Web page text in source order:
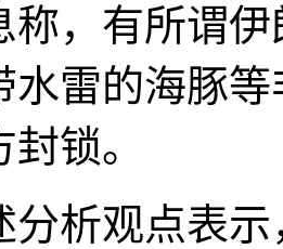
称，有所谓
水雷的海豚
锁。
分析观点表